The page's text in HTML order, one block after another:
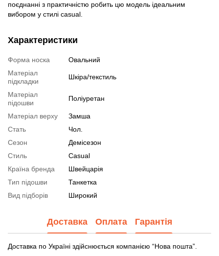
поєднанні з практичністю робить цю модель ідеальним
вибором у стилі casual.
Характеристики
Форма носка
Овальний
Матеріал
підкладки
Шкіра/текстиль
Матеріал
підошви
Поліуретан
Матеріал верху
Замша
Стать
Чол.
Сезон
Демісезон
Стиль
Casual
Країна бренда
Швейцарія
Тип підошви
Танкетка
Вид підборів
Широкий
Доставка Оплата Гарантія
Доставка по Україні здійснюється компанією “Нова пошта”.